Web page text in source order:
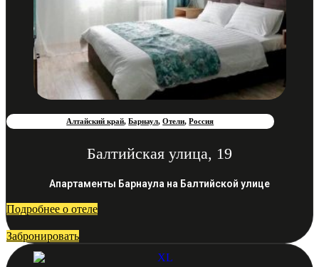
Алтайский край,Барнаул,Отели,Россия
Балтийская улица, 19
Апартаменты Барнаула на Балтийской улице
Подробнее о отеле
Забронировать